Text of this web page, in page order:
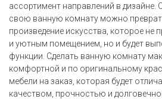
ассортимент направлений в дизайне.
свою ванную комнату можно
произведение искусства, которое не
и уютным помещением, но и будет
функции. Сделать ванную комнату
комфортной и по оригинальному
мебели на заказ, которая будет
качеством, прочностью и